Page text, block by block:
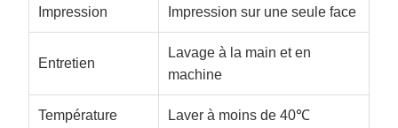
Impression Impression sur une seule face
Entretien
Lavage à la main et en
machine
Température Laver à moins de 40℃